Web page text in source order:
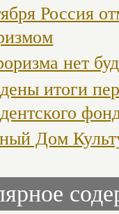
Россия
нет
итоги
Дом